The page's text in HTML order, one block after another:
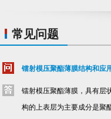
常见问题
镭射模压聚酯薄膜结构和应
镭射模压聚酯薄膜，具有层
构的上表层为主要成分是聚